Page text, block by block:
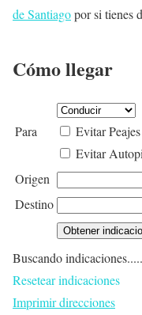
de Santiagopor si tienes
Cómo llegar
Para
Evitar Peajes
Evitar
Origen
Destino
Buscando
Resetear indicaciones
Imprimir direcciones